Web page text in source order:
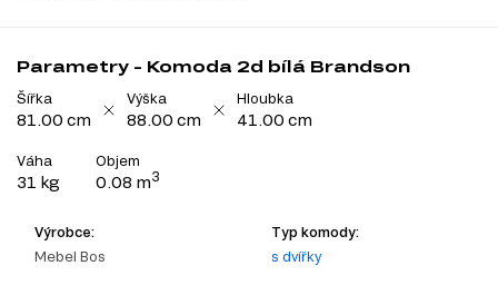
Parametry - Komoda 2d bílá Brandson
Šířka
81.00 cm
Výška
88.00 cm
Hloubka
41.00 cm
Váha
31 kg
Objem
0.08 m3
Výrobce:
Mebel Bos
Typ komody:
s dvířky